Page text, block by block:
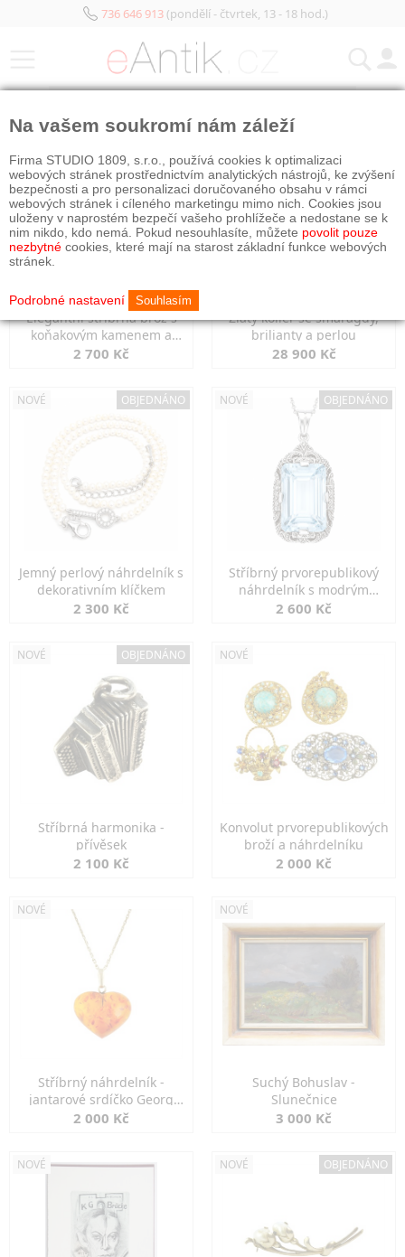
736 646 913(pondělí - čtvrtek, 13 - 18 hod.)
Elegantní stříbrná brož s
koňakovým kamenem a
markazity
2 700 Kč
Zlatý kolier se smaragdy,
brilianty a perlou
28 900 Kč
NOVÉ OBJEDNÁNO
Jemný perlový náhrdelník s
dekorativním klíčkem
2 300 Kč
NOVÉ OBJEDNÁNO
Stříbrný prvorepublikový
náhrdelník s modrým
spinelem
2 600 Kč
NOVÉ OBJEDNÁNO
Stříbrná harmonika -
přívěsek
2 100 Kč
NOVÉ
Konvolut prvorepublikových
broží a náhrdelníku
2 000 Kč
NOVÉ
Stříbrný náhrdelník -
jantarové srdíčko Georg
Kramer
2 000 Kč
NOVÉ
Suchý Bohuslav -
Slunečnice
3 000 Kč
NOVÉ NOVÉ OBJEDNÁNO
Na vašem soukromí nám záleží
Firma STUDIO 1809, s.r.o., používá cookies k optimalizaci
webových stránek prostřednictvím analytických nástrojů, ke zvýšení
bezpečnosti a pro personalizaci doručovaného obsahu v rámci
webových stránek i cíleného marketingu mimo nich. Cookies jsou
uloženy v naprostém bezpečí vašeho prohlížeče a nedostane se k
nim nikdo, kdo nemá. Pokud nesouhlasíte, můžete povolit pouze
nezbytné cookies, které mají na starost základní funkce webových
stránek.
Podrobné nastavení Souhlasím